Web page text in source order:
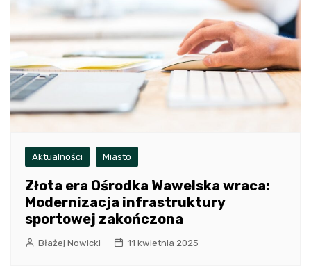
Aktualności Miasto
Złota era Ośrodka Wawelska wraca:
Modernizacja infrastruktury
sportowej zakończona
Błażej Nowicki 11 kwietnia 2025